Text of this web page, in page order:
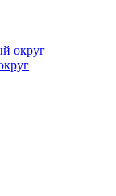
округ